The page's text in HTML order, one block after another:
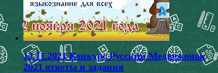
вариаций.
Опции
можно
выбрать
на
странице
товара.
12.11.2021 Конкурс Русский Медвежонок
2021 ответы и задания